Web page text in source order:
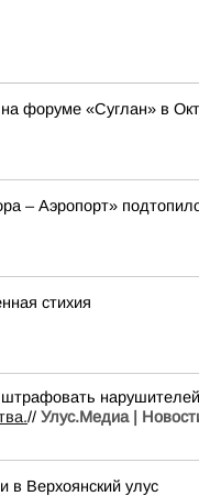
форуме «Суглан» в
– Аэропорт»
стихия
// Улус.Медиа |
в Верхоянский улус